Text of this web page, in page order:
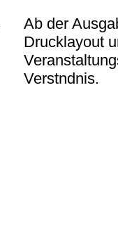
Ab der
Drucklayout
Verstndnis.